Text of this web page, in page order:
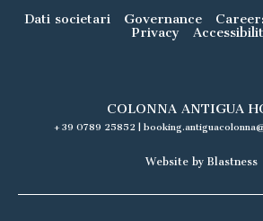
Dati societari Governance
Privacy
COLONNA ANTIGUA
+39 0789 25852 |
Website by Blastness